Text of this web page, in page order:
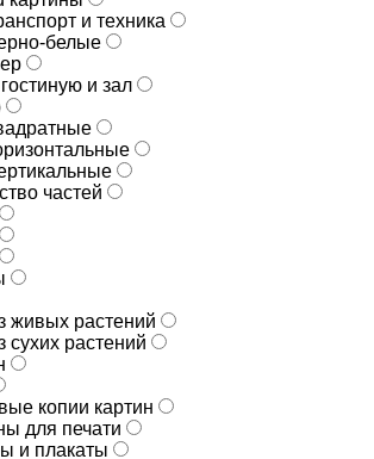
и техника
белые
и зал
частей
живых растений
сухих растений
копии картин
для печати
и плакаты